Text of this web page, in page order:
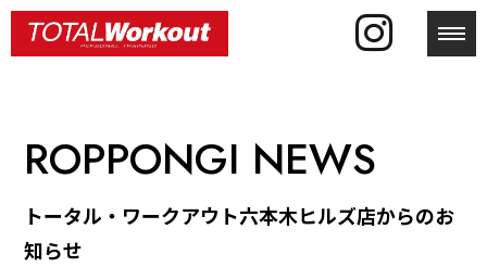
ROPPONGI NEWS
トータル・ワークアウト六本木ヒルズ店からのお
知らせ